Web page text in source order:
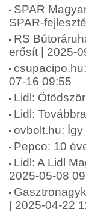
SPAR
SPAR-
RS
erősít | 2025-
07-16 09:55
Lidl:
Lidl:
ovbolt.hu:
Pepco: 10
Lidl: A Lidl
2025-05-08
| 2025-04-22